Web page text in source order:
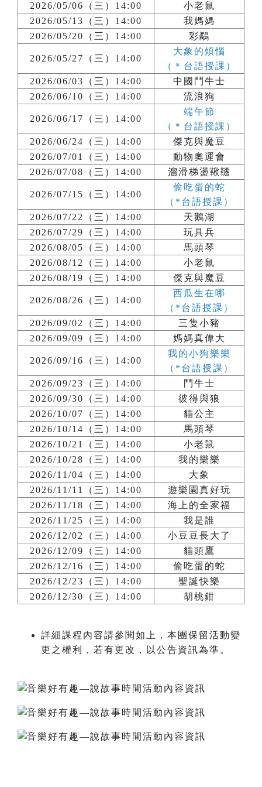
2026/05/06（三）14:00
小老鼠
2026/05/13（三）14:00
我媽媽
2026/05/20（三）14:00
彩鷸
2026/05/27（三）14:00
大象的煩惱
（＊台語授課）
2026/06/03（三）14:00
中國鬥牛士
2026/06/10（三）14:00
流浪狗
2026/06/17（三）14:00
端午節
（＊台語授課）
2026/06/24（三）14:00
傑克與魔豆
2026/07/01（三）14:00
動物奧運會
2026/07/08（三）14:00
溜滑梯盪鞦韆
2026/07/15（三）14:00
偷吃蛋的蛇
（*台語授課）
2026/07/22（三）14:00
天鵝湖
2026/07/29（三）14:00
玩具兵
2026/08/05（三）14:00
馬頭琴
2026/08/12（三）14:00
小老鼠
2026/08/19（三）14:00
傑克與魔豆
2026/08/26（三）14:00
西瓜生在哪
（*台語授課）
2026/09/02（三）14:00
三隻小豬
2026/09/09（三）14:00
媽媽真偉大
2026/09/16（三）14:00
我的小狗樂樂
（*台語授課）
2026/09/23（三）14:00
鬥牛士
2026/09/30（三）14:00
彼得與狼
2026/10/07（三）14:00
貓公主
2026/10/14（三）14:00
馬頭琴
2026/10/21（三）14:00
小老鼠
2026/10/28（三）14:00
我的樂樂
2026/11/04（三）14:00
大象
2026/11/11（三）14:00
遊樂園真好玩
2026/11/18（三）14:00
海上的全家福
2026/11/25（三）14:00
我是誰
2026/12/02（三）14:00
小豆豆長大了
2026/12/09（三）14:00
貓頭鷹
2026/12/16（三）14:00
偷吃蛋的蛇
2026/12/23（三）14:00
聖誕快樂
2026/12/30（三）14:00
胡桃鉗
詳細課程內容請參閱如上，本團保留活動變
更之權利，若有更改，以公告資訊為準。